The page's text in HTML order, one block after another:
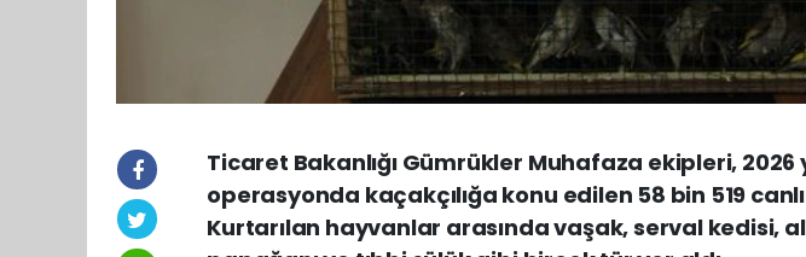
Ticaret Bakanlığı Gümrükler Muhafaza ekipleri, 2026
operasyonda kaçakçılığa konu edilen 58 bin 519
Kurtarılan hayvanlar arasında vaşak, serval kedisi,